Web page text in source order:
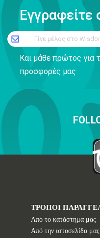
Γίνε μέλος στο
Και μάθε πρώτος για
προσφορές μας
ΤΡΟΠΟΙ
Από το κατάστημα μας
Από την ιστοσελίδα μας